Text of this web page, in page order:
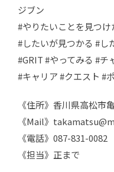
ジブン
#やりたいことを見つ
#したいが見つかる #し
#GRIT #やってみる #チ
#キャリア #クエスト #
《住所》香川県高松市
《Mail》
《電話》087-831-0082
《担当》正まで